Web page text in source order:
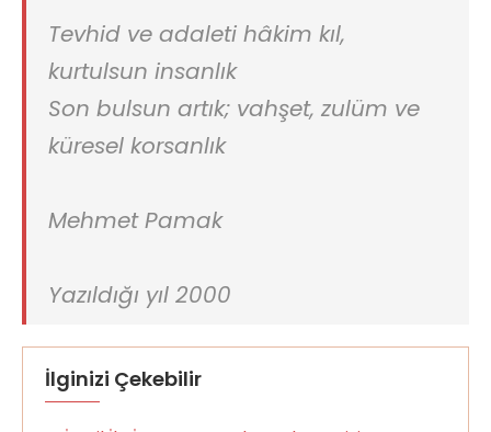
Tevhid ve adaleti hâkim kıl,
kurtulsun insanlık
Son bulsun artık; vahşet, zulüm ve
küresel korsanlık
Mehmet Pamak
Yazıldığı yıl 2000
İlginizi Çekebilir